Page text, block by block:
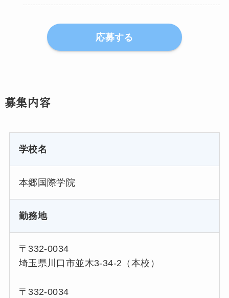
応募する
募集内容
学校名
本郷国際学院
勤務地
〒332-0034
埼玉県川口市並木3-34-2（本校）
〒332-0034